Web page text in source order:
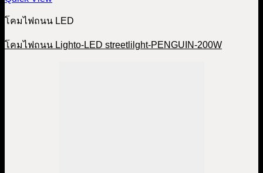
โคมไฟถนน LED
โคมไฟถนน Lighto-LED streetlilght-PENGUIN-200W